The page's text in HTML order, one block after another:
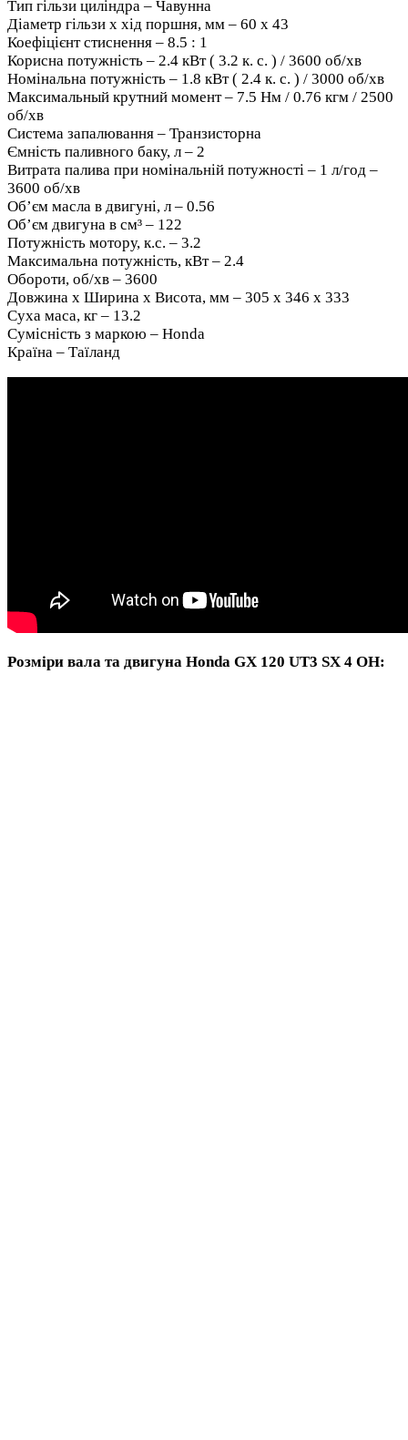
Тип гільзи циліндра – Чавунна
Діаметр гільзи х хід поршня, мм – 60 x 43
Коефіцієнт стиснення – 8.5 : 1
Корисна потужність – 2.4 кВт ( 3.2 к. c. ) / 3600 об/хв
Номінальна потужність – 1.8 кВт ( 2.4 к. c. ) / 3000 об/хв
Максимальный крутний момент – 7.5 Нм / 0.76 кгм / 2500
об/хв
Система запалювання – Транзисторна
Ємність паливного баку, л – 2
Витрата палива при номінальній потужності – 1 л/год –
3600 об/хв
Об’єм масла в двигуні, л – 0.56
Об’єм двигуна в см³ – 122
Потужність мотору, к.с. – 3.2
Максимальна потужність, кВт – 2.4
Обороти, об/хв – 3600
Довжина х Ширина х Висота, мм – 305 х 346 х 333
Суха маса, кг – 13.2
Сумісність з маркою – Honda
Країна – Таїланд
Розміри вала та двигуна Honda GX 120 UT3 SX 4 OH: